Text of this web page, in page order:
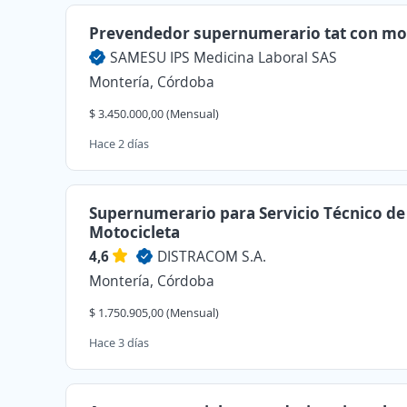
Prevendedor supernumerario tat con
SAMESU IPS Medicina Laboral SAS
Montería, Córdoba
$ 3.450.000,00 (Mensual)
Hace 2 días
Supernumerario para Servicio Técnico de
Motocicleta
4,6
DISTRACOM S.A.
Montería, Córdoba
$ 1.750.905,00 (Mensual)
Hace 3 días